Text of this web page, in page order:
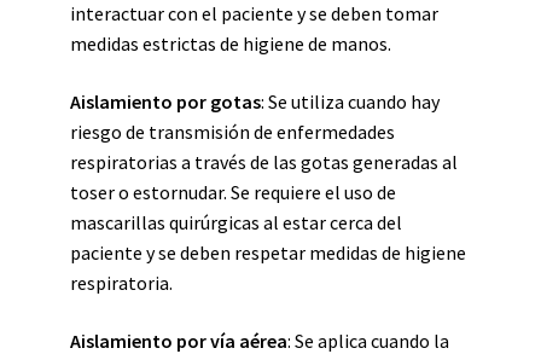
interactuar con el paciente y se deben tomar
medidas estrictas de higiene de manos.
Aislamiento por gotas: Se utiliza cuando hay
riesgo de transmisión de enfermedades
respiratorias a través de las gotas generadas al
toser o estornudar. Se requiere el uso de
mascarillas quirúrgicas al estar cerca del
paciente y se deben respetar medidas de higiene
respiratoria.
Aislamiento por vía aérea: Se aplica cuando la